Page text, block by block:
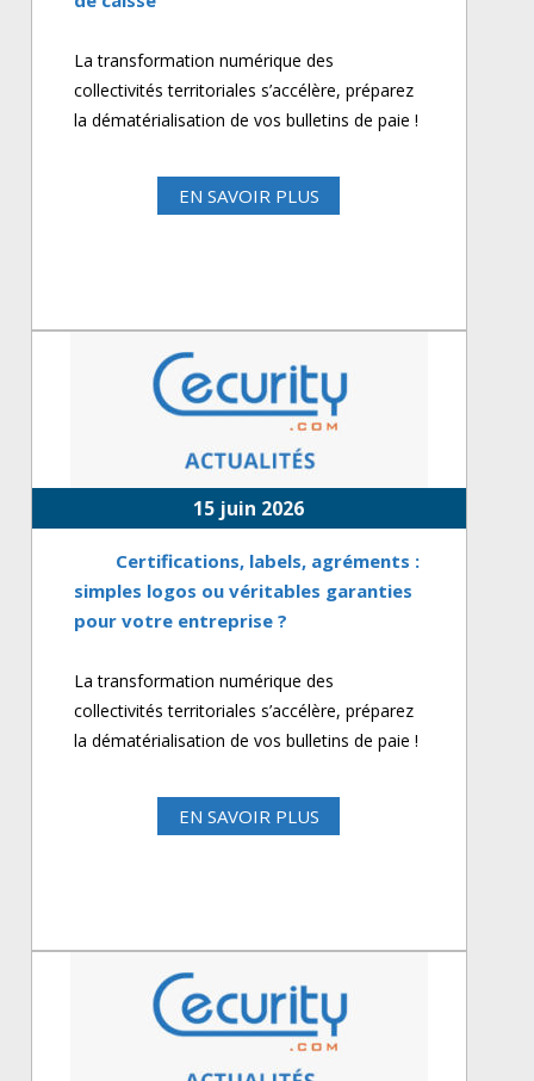
La transformation numérique des
collectivités territoriales s’accélère, préparez
la dématérialisation de vos bulletins de paie !
EN SAVOIR PLUS
15 juin 2026
Certifications, labels, agréments :
simples logos ou véritables garanties
pour votre entreprise ?
La transformation numérique des
collectivités territoriales s’accélère, préparez
la dématérialisation de vos bulletins de paie !
EN SAVOIR PLUS